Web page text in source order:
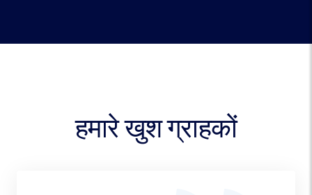
हमारे खुश ग्राहकों